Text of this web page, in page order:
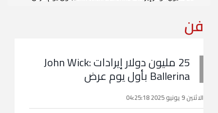
فن
25 مليون دولار إيرادات John Wick:
Ballerina بأول يوم عرض
الاثنين 9 يونيو 2025 04:25:18